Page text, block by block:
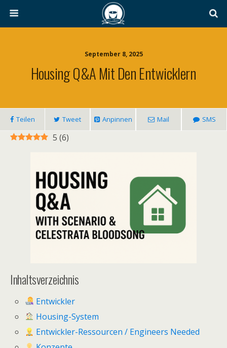
September 8, 2025
Housing Q&A Mit Den Entwicklern
Teilen Tweet Anpinnen Mail SMS
5 (6)
Inhaltsverzeichnis
Entwickler
Housing-System
Entwickler-Ressourcen / Engineers Needed